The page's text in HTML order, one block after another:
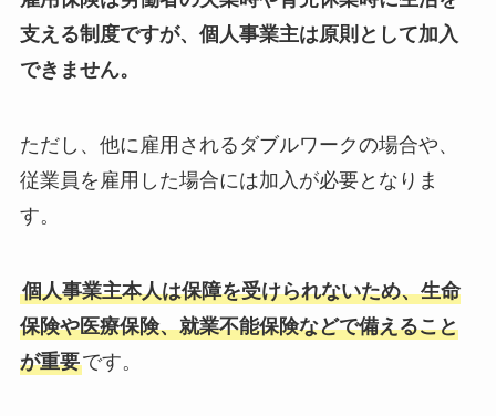
支える制度ですが、個人事業主は原則として加入
できません。
ただし、他に雇用されるダブルワークの場合や、
従業員を雇用した場合には加入が必要となりま
す。
個人事業主本人は保障を受けられないため、生命
保険や医療保険、就業不能保険などで備えること
が重要です。